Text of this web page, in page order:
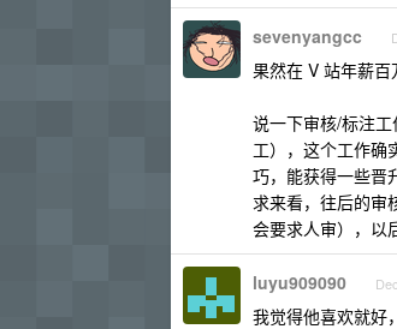
sevenyangcc
果然在 V 站年薪百
说一下审核/标注
工），这个工作确
巧，能获得一些晋
求来看，往后的审
会要求人审），以
luyu909090
我觉得他喜欢就好